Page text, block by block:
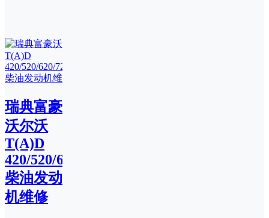
瑞典富豪
沃尔沃
T(A)D
420/520/620/720GE/VE
柴油发动
机维修